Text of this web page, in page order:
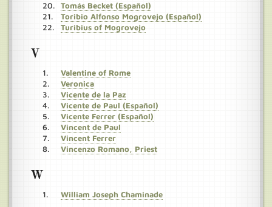
Tomás Becket (Español)
Toribio Alfonso Mogrovejo (Español)
Turibius of Mogrovejo
V
Valentine of Rome
Veronica
Vicente de la Paz
Vicente de Paul (Español)
Vicente Ferrer (Español)
Vincent de Paul
Vincent Ferrer
Vincenzo Romano, Priest
W
William Joseph Chaminade